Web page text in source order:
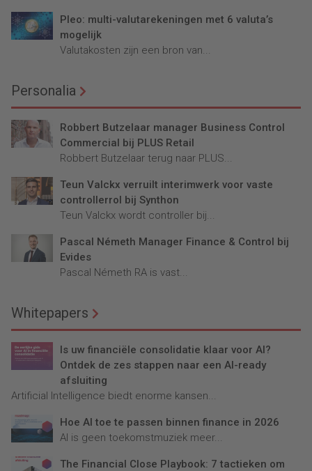
Pleo: multi-valutarekeningen met 6 valuta’s
mogelijk
Valutakosten zijn een bron van...
Personalia
Robbert Butzelaar manager Business Control
Commercial bij PLUS Retail
Robbert Butzelaar terug naar PLUS...
Teun Valckx verruilt interimwerk voor vaste
controllerrol bij Synthon
Teun Valckx wordt controller bij...
Pascal Németh Manager Finance & Control bij
Evides
Pascal Németh RA is vast...
Whitepapers
Is uw financiële consolidatie klaar voor AI?
Ontdek de zes stappen naar een AI-ready
afsluiting
Artificial Intelligence biedt enorme kansen...
Hoe AI toe te passen binnen finance in 2026
AI is geen toekomstmuziek meer...
The Financial Close Playbook: 7 tactieken om